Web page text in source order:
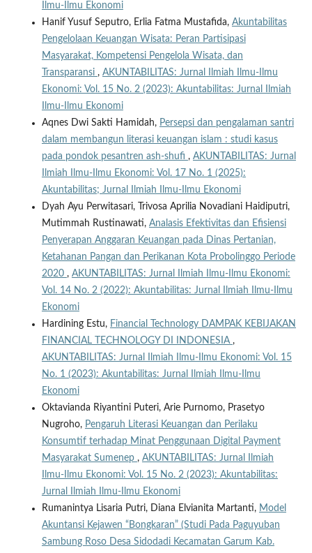
Ilmu-Ilmu Ekonomi
Hanif Yusuf Seputro, Erlia Fatma Mustafida, Akuntabilitas
Pengelolaan Keuangan Wisata: Peran Partisipasi
Masyarakat, Kompetensi Pengelola Wisata, dan
Transparansi , AKUNTABILITAS: Jurnal Ilmiah Ilmu-Ilmu
Ekonomi: Vol. 15 No. 2 (2023): Akuntabilitas: Jurnal Ilmiah
Ilmu-Ilmu Ekonomi
Aqnes Dwi Sakti Hamidah, Persepsi dan pengalaman santri
dalam membangun literasi keuangan islam : studi kasus
pada pondok pesantren ash-shufi , AKUNTABILITAS: Jurnal
Ilmiah Ilmu-Ilmu Ekonomi: Vol. 17 No. 1 (2025):
Akuntabilitas; Jurnal Ilmiah Ilmu-Ilmu Ekonomi
Dyah Ayu Perwitasari, Trivosa Aprilia Novadiani Haidiputri,
Mutimmah Rustinawati, Analasis Efektivitas dan Efisiensi
Penyerapan Anggaran Keuangan pada Dinas Pertanian,
Ketahanan Pangan dan Perikanan Kota Probolinggo Periode
2020 , AKUNTABILITAS: Jurnal Ilmiah Ilmu-Ilmu Ekonomi:
Vol. 14 No. 2 (2022): Akuntabilitas: Jurnal Ilmiah Ilmu-Ilmu
Ekonomi
Hardining Estu, Financial Technology DAMPAK KEBIJAKAN
FINANCIAL TECHNOLOGY DI INDONESIA ,
AKUNTABILITAS: Jurnal Ilmiah Ilmu-Ilmu Ekonomi: Vol. 15
No. 1 (2023): Akuntabilitas: Jurnal Ilmiah Ilmu-Ilmu
Ekonomi
Oktavianda Riyantini Puteri, Arie Purnomo, Prasetyo
Nugroho, Pengaruh Literasi Keuangan dan Perilaku
Konsumtif terhadap Minat Penggunaan Digital Payment
Masyarakat Sumenep , AKUNTABILITAS: Jurnal Ilmiah
Ilmu-Ilmu Ekonomi: Vol. 15 No. 2 (2023): Akuntabilitas:
Jurnal Ilmiah Ilmu-Ilmu Ekonomi
Rumanintya Lisaria Putri, Diana Elvianita Martanti, Model
Akuntansi Kejawen “Bongkaran” (Studi Pada Paguyuban
Sambung Roso Desa Sidodadi Kecamatan Garum Kab.